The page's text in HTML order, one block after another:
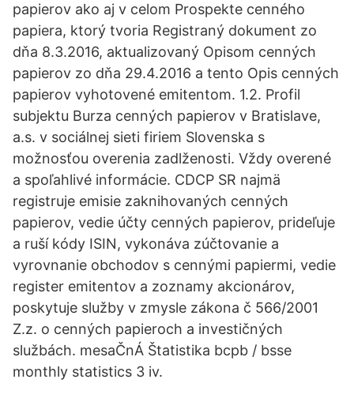
papierov ako aj v celom Prospekte cenného
papiera, ktorý tvoria Registraný dokument zo
dňa 8.3.2016, aktualizovaný Opisom cenných
papierov zo dňa 29.4.2016 a tento Opis cenných
papierov vyhotovené emitentom. 1.2. Profil
subjektu Burza cenných papierov v Bratislave,
a.s. v sociálnej sieti firiem Slovenska s
možnosťou overenia zadlženosti. Vždy overené
a spoľahlivé informácie. CDCP SR najmä
registruje emisie zaknihovaných cenných
papierov, vedie účty cenných papierov, prideľuje
a ruší kódy ISIN, vykonáva zúčtovanie a
vyrovnanie obchodov s cennými papiermi, vedie
register emitentov a zoznamy akcionárov,
poskytuje služby v zmysle zákona č 566/2001
Z.z. o cenných papieroch a investičných
službách. mesaČnÁ Štatistika bcpb / bsse
monthly statistics 3 iv.